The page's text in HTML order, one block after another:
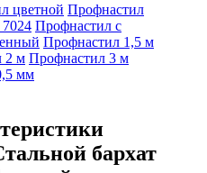
цветной Профнастил
Профнастил с
Профнастил 1,5 м
2 м Профнастил 3 м
мм
бархат